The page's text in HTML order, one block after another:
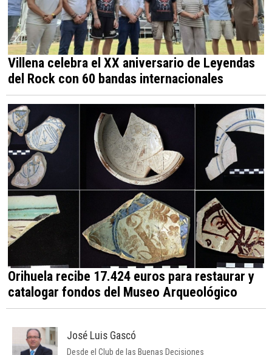
Villena celebra el XX aniversario de Leyendas
del Rock con 60 bandas internacionales
Orihuela recibe 17.424 euros para restaurar y
catalogar fondos del Museo Arqueológico
José Luis Gascó
Desde el Club de las Buenas Decisiones